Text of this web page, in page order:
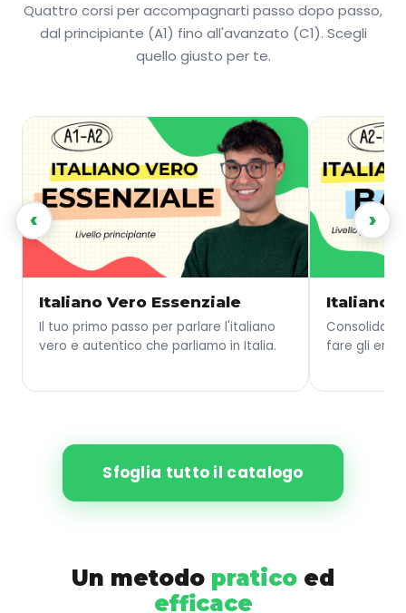
Quattro corsi per accompagnarti passo dopo passo,
dal principiante (A1) fino all'avanzato (C1). Scegli
quello giusto per te.
‹ ›
Italiano Vero Essenziale
Il tuo primo passo per parlare l'italiano
vero e autentico che parliamo in Italia.
Italiano
Consolida
fare gli
Sfoglia tutto il catalogo
Un metodo pratico ed
efficace